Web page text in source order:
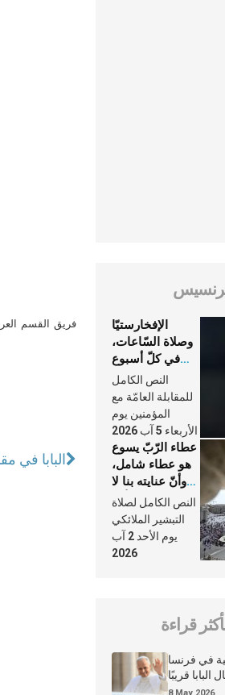
فريق القسم
البابا في
فرنسيس
الإفخارستيّا
وصلاة السّاعات،
في كلّ أسبوع
وكلّ يوم، هما
النَّفَس في حياة
الكنيسة
النص الكامل
للمقابلة العامّة مع
المؤمنين يوم
الأربعاء 5 آب 2026
عطاء الرّبّ يسوع
هو عطاء شامل،
وأنّ عنايته بنا لا
تغيب عنّا أبدًا
النص الكامل لصلاة
التبشير الملائكي
يوم الأحد 2 آب
2026
قراءة
في فرنسا
البابا قريبًا
8 May 2026